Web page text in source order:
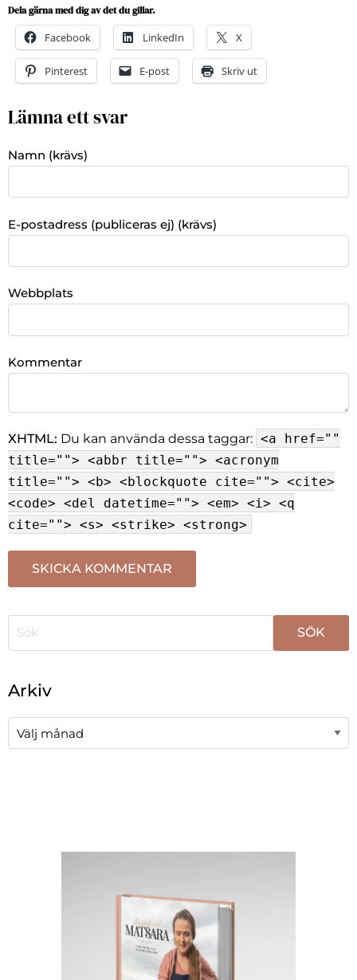
Dela gärna med dig av det du gillar.
Facebook LinkedIn X
Pinterest E-post Skriv ut
Lämna ett svar
Namn (krävs)
E-postadress (publiceras ej) (krävs)
Webbplats
Kommentar
XHTML: Du kan använda dessa taggar: <a href=""
title=""> <abbr title=""> <acronym
title=""> <b> <blockquote cite=""> <cite>
<code> <del datetime=""> <em> <i> <q
cite=""> <s> <strike> <strong>
Arkiv